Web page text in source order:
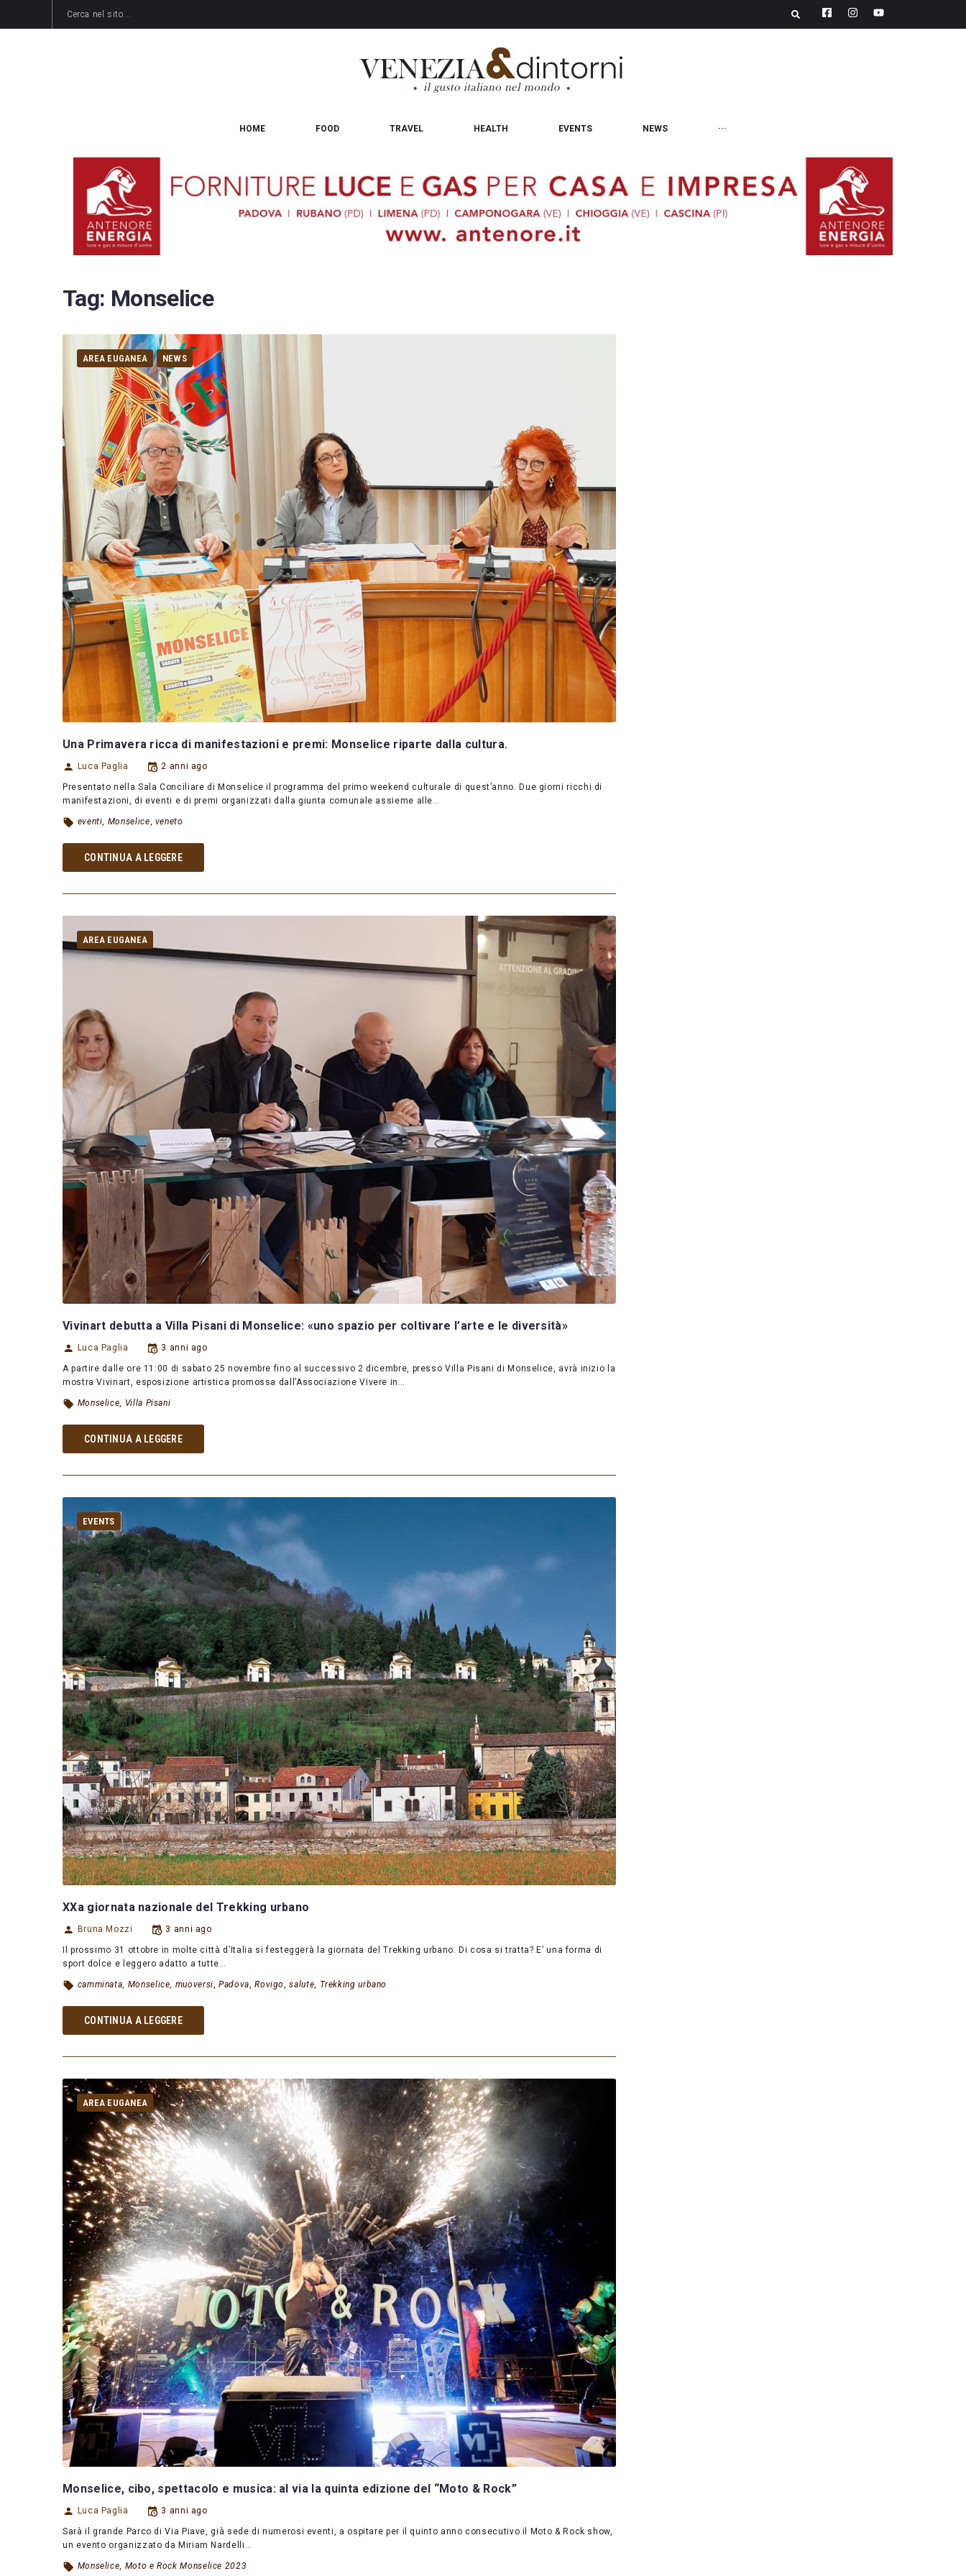
HOME FOOD TRAVEL HEALTH EVENTS NEWS ···
Tag: Monselice
AREA EUGANEA NEWS
Una Primavera ricca di manifestazioni e premi: Monselice riparte dalla cultura.
Luca Paglia 2 anni ago
Presentato nella Sala Conciliare di Monselice il programma del primo weekend culturale di quest’anno. Due giorni ricchi di
manifestazioni, di eventi e di premi organizzati dalla giunta comunale assieme alle…
eventi, Monselice, veneto
CONTINUA A LEGGERE
AREA EUGANEA
Vivinart debutta a Villa Pisani di Monselice: «uno spazio per coltivare l’arte e le diversità»
Luca Paglia 3 anni ago
A partire dalle ore 11:00 di sabato 25 novembre fino al successivo 2 dicembre, presso Villa Pisani di Monselice, avrà inizio la
mostra Vivinart, esposizione artistica promossa dall’Associazione Vivere in…
Monselice, Villa Pisani
CONTINUA A LEGGERE
EVENTS
XXa giornata nazionale del Trekking urbano
Bruna Mozzi 3 anni ago
Il prossimo 31 ottobre in molte città d’Italia si festeggerà la giornata del Trekking urbano. Di cosa si tratta? E’ una forma di
sport dolce e leggero adatto a tutte…
camminata, Monselice, muoversi,Padova,Rovigo,salute, Trekking urbano
CONTINUA A LEGGERE
AREA EUGANEA
Monselice, cibo, spettacolo e musica: al via la quinta edizione del “Moto & Rock”
Luca Paglia 3 anni ago
Sarà il grande Parco di Via Piave, già sede di numerosi eventi, a ospitare per il quinto anno consecutivo il Moto & Rock show,
un evento organizzato da Miriam Nardelli…
Monselice, Moto e Rock Monselice 2023